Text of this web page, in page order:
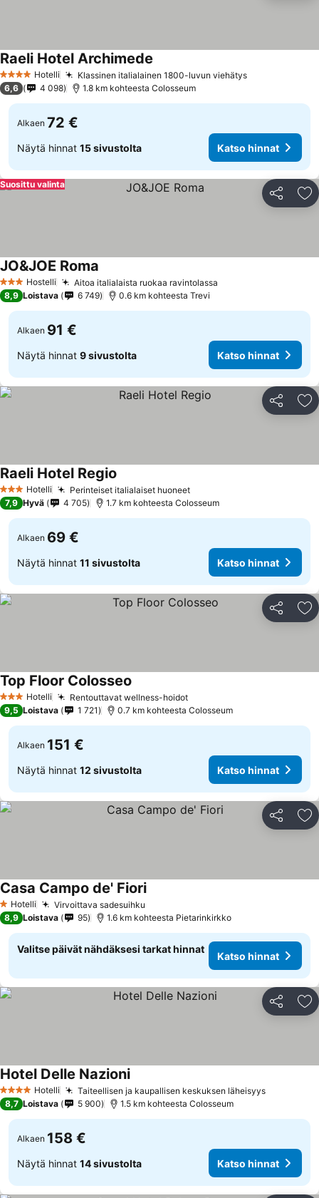
4 Tähtiluokitus
Hotelli Klassinen italialainen 1800-luvun viehätysKatso hinnat
Raeli Hotel Archimede
6,6 4 098 1.8 km kohteesta Colosseum
Alkaen 72 €
Näytä hinnat 15 sivustolta Katso hinnat
Jaa
Suosittu valinta
3 Tähtiluokitus
Hostelli Aitoa italialaista ruokaa ravintolassa
JO&JOE Roma
8,9 Loistava 6 749 0.6 km kohteesta Trevi
Alkaen 91 €
Näytä hinnat 9 sivustolta Katso hinnat
Jaa
3 Tähtiluokitus
Hotelli Perinteiset italialaiset huoneetKatso hinnat
Raeli Hotel Regio
7,9 Hyvä 4 705 1.7 km kohteesta Colosseum
Alkaen 69 €
Näytä hinnat 11 sivustolta Katso hinnat
Jaa
3 Tähtiluokitus
Hotelli Rentouttavat wellness-hoidotKatso hinnat
Top Floor Colosseo
9,5 Loistava 1 721 0.7 km kohteesta Colosseum
Alkaen 151 €
Näytä hinnat 12 sivustolta Katso hinnat
Jaa
1 Tähtiluokitus
Hotelli Virvoittava sadesuihku
Casa Campo de' FioriKatso hinnat
8,9 Loistava 95 1.6 km kohteesta Pietarinkirkko
Valitse päivät nähdäksesi tarkat hinnat
Katso hinnat
Jaa
4 Tähtiluokitus
Hotelli Taiteellisen ja kaupallisen keskuksen läheisyysKatso
Hotel Delle NazioniKatso hinnat
8,7 Loistava 5 900 1.5 km kohteesta Colosseum
Alkaen 158 €
Näytä hinnat 14 sivustolta Katso hinnat